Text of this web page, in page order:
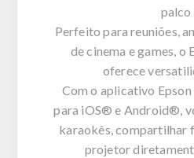
palco
Perfeito para reuniões,
de cinema e games, o
oferece
Com o aplicativo
para iOS® e Android®,
karaokês, compartilhar
projetor